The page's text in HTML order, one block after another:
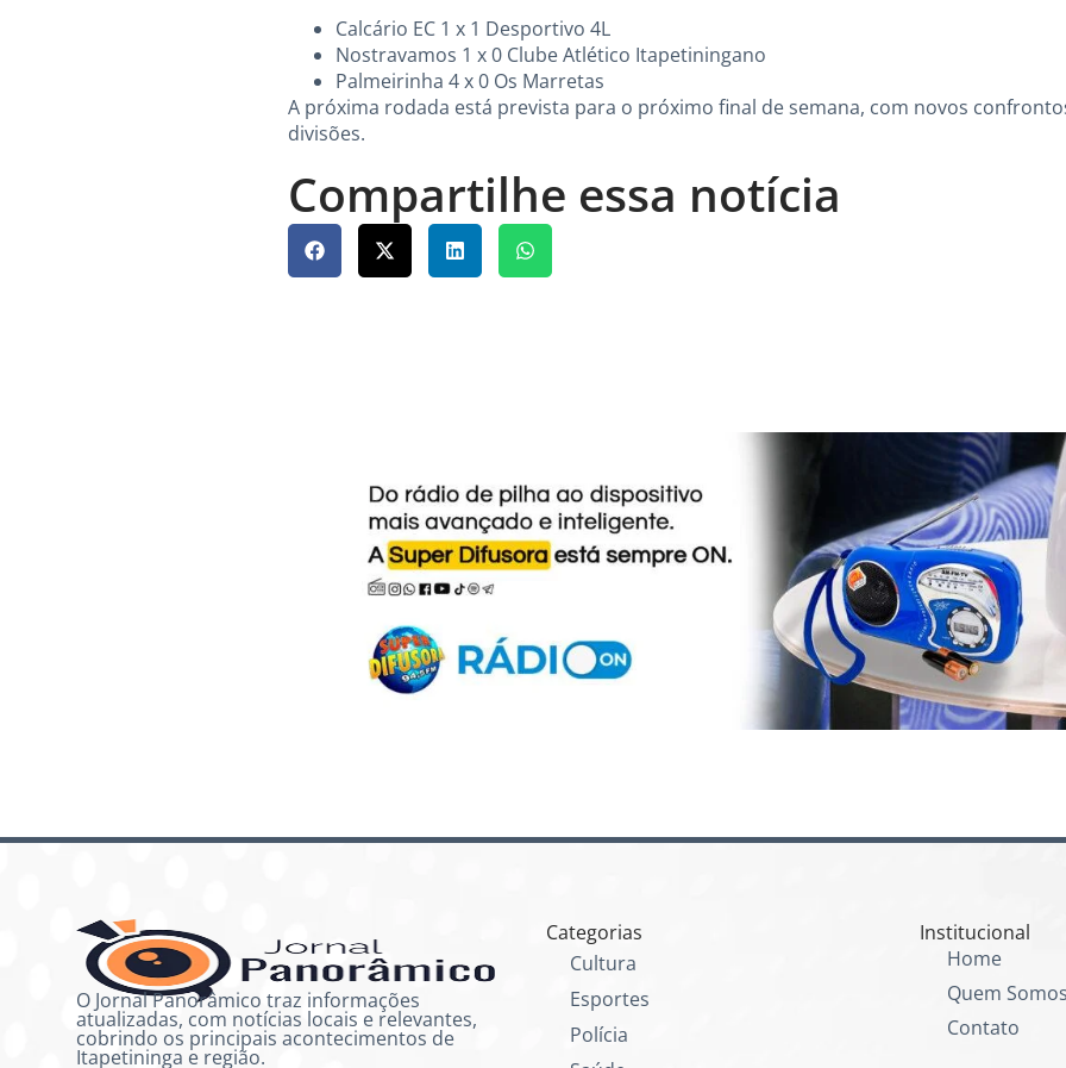
Calcário EC 1 x 1 Desportivo 4L
Nostravamos 1 x 0 Clube Atlético Itapetiningano
Palmeirinha 4 x 0 Os Marretas
A próxima rodada está prevista para o próximo final de semana, com novos
divisões.
Compartilhe essa notícia
O Jornal Panorâmico traz informações
atualizadas, com notícias locais e relevantes,
cobrindo os principais acontecimentos de
Itapetininga e região.
Categorias
Cultura
Esportes
Polícia
Institucional
Home
Quem
Contato